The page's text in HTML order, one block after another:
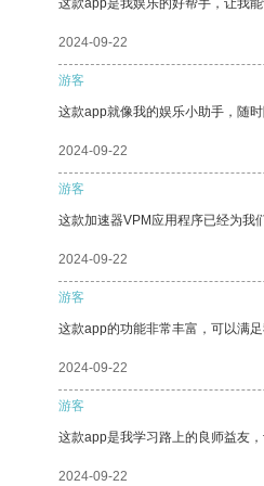
这款app是我娱乐的好帮手，让我
2024-09-22
游客
这款app就像我的娱乐小助手，随时
2024-09-22
游客
这款加速器VPM应用程序已经为我
2024-09-22
游客
这款app的功能非常丰富，可以满足
2024-09-22
游客
这款app是我学习路上的良师益友
2024-09-22